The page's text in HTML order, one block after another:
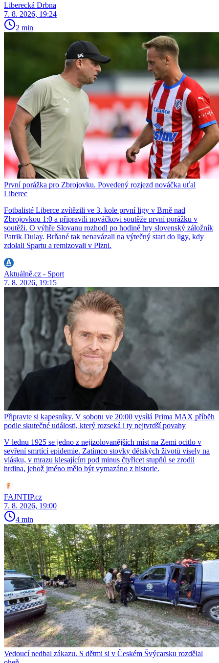
Liberecká Drbna
7. 8. 2026, 19:24
2 min
První porážka pro Zbrojovku. Povedený rozjezd nováčka uťal
Liberec
Fotbalisté Liberce zvítězili ve 3. kole první ligy v Brně nad
Zbrojovkou 1:0 a připravili nováčkovi soutěže první porážku v
soutěži. O výhře Slovanu rozhodl po hodině hry slovenský záložník
Patrik Dulay. Brňané tak nenavázali na výtečný start do ligy, kdy
zdolali Spartu a remizovali v Plzni.
Aktuálně.cz - Sport
7. 8. 2026, 19:15
Připravte si kapesníky. V sobotu ve 20:00 vysílá Prima MAX příběh
podle skutečné události, který rozseká i ty nejtvrdší povahy
V lednu 1925 se jedno z nejizolovanějších míst na Zemi ocitlo v
sevření smrtící epidemie. Zatímco stovky dětských životů visely na
vlásku, v mrazu klesajícím pod minus čtyřicet stupňů se zrodil
hrdina, jehož jméno mělo být vymazáno z historie.
FAJNTIP.cz
7. 8. 2026, 19:00
4 min
Vedoucí nedbal zákazu. S dětmi si v Českém Švýcarsku rozdělal